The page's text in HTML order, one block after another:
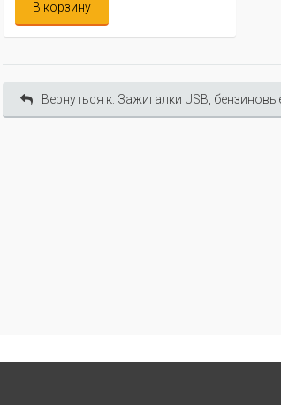
В корзину
Вернуться к: Зажигалки USB,